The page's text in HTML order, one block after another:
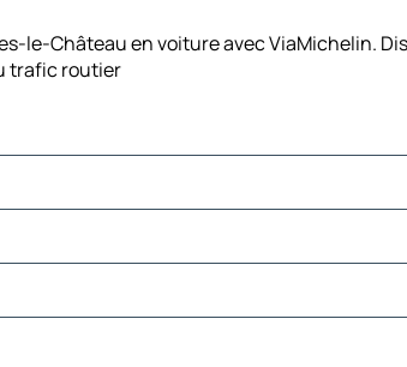
le-Château en voiture avec ViaMichelin.
trafic routier